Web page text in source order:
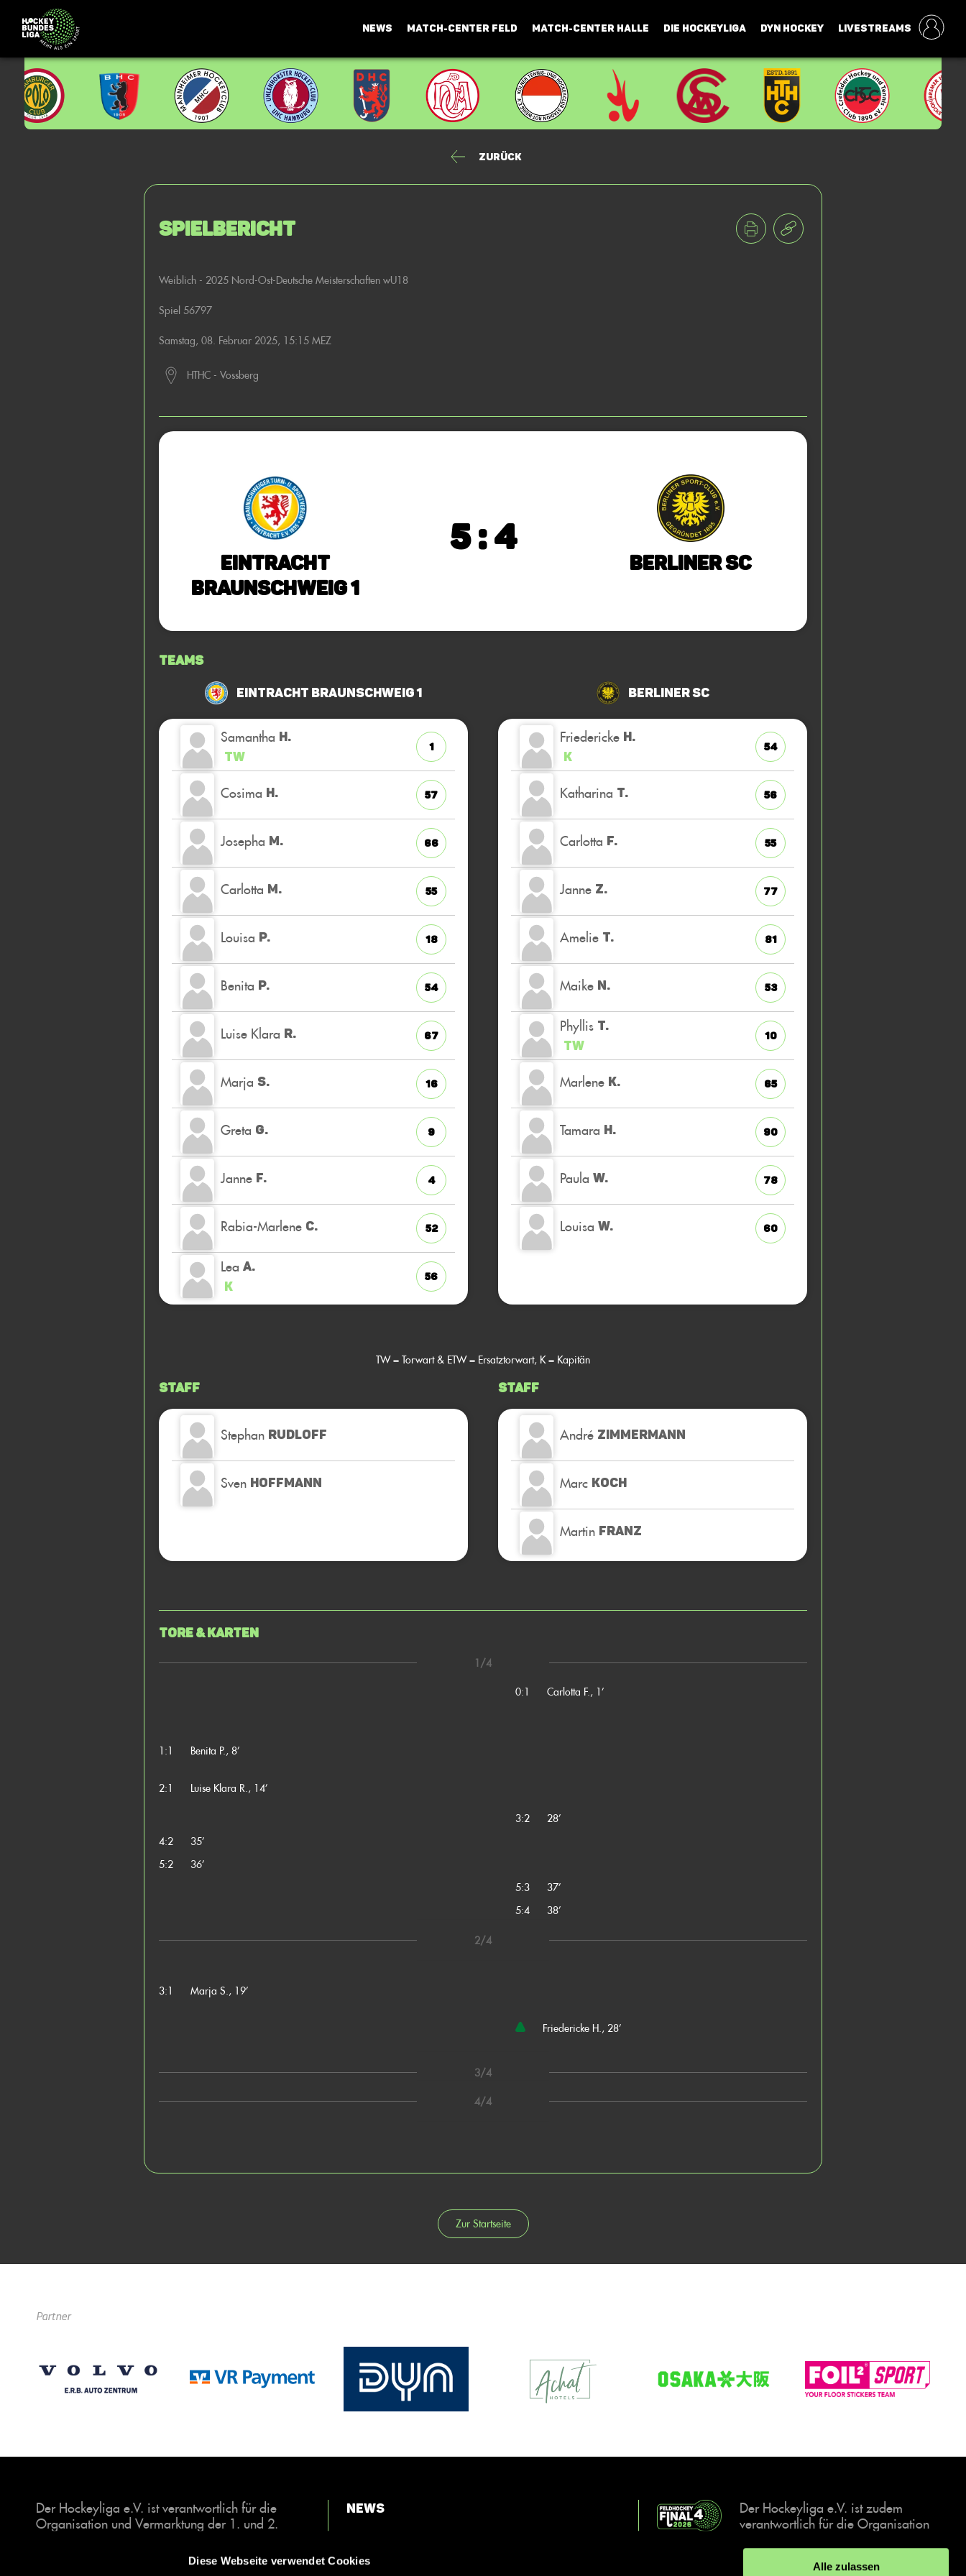
Diese Webseite verwendet Cookies Alle zulassen
NEWS MATCH-CENTER FELD MATCH-CENTER HALLE DIE HOCKEYLIGA DYN HOCKEY LIVESTREAMS
Zurück
Spielbericht
Weiblich - 2025 Nord-Ost-Deutsche Meisterschaften wU18
Spiel 56797
Samstag, 08. Februar 2025, 15:15 MEZ
HTHC - Vossberg
Eintracht
Braunschweig 1
5 : 4
Berliner SC
Teams
Eintracht Braunschweig 1
Samantha H.
TW
1
Cosima H. 57
Josepha M. 66
Carlotta M. 55
Louisa P. 18
Benita P. 54
Luise Klara R. 67
Marja S. 16
Greta G. 9
Janne F. 4
Rabia-Marlene C. 52
Lea A.
K
56
Berliner SC
Friedericke H.
K
54
Katharina T. 56
Carlotta F. 55
Janne Z. 77
Amelie T. 81
Maike N. 53
Phyllis T.
TW
10
Marlene K. 65
Tamara H. 90
Paula W. 78
Louisa W. 60
TW = Torwart & ETW = Ersatztorwart, K = Kapitän
Staff
Stephan RUDLOFF
Sven HOFFMANN
Staff
André ZIMMERMANN
Marc KOCH
Martin FRANZ
Tore & Karten
1/4
0:1 Carlotta F., 1’
1:1 Benita P., 8’
2:1 Luise Klara R., 14’
3:2
28’
4:2
35’
5:2
36’
5:3
37’
5:4
38’
2/4
3:1 Marja S., 19’
Friedericke H., 28’
3/4
4/4
Zur Startseite
Partner
Der Hockeyliga e.V. ist verantwortlich für die
Organisation und Vermarktung der 1. und 2.
Halle. Insgesamt sind über 60 Vereine unter dem
Dach der Hockeyliga organisiert, sowohl im
News
Der Hockeyliga e.V. ist zudem
verantwortlich für die Organisation
Events, der deutschen Hockey-
Meisterschaften.